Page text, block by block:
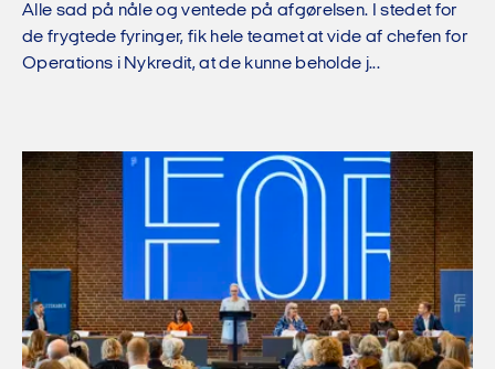
Alle sad på nåle og ventede på afgørelsen. I stedet for
de frygtede fyringer, fik hele teamet at vide af chefen for
Operations i Nykredit, at de kunne beholde j...